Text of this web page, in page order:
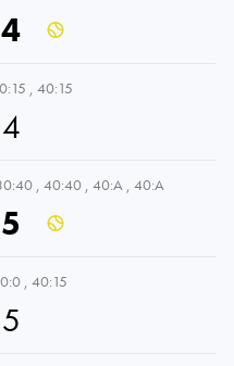
4
, 40:15
4
, 40:40 , 40:A , 40:A
5
, 40:15
5